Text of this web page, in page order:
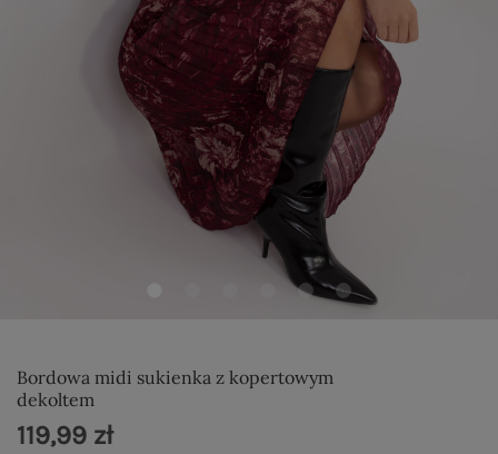
Bordowa midi sukienka z kopertowym
dekoltem
119,99 zł